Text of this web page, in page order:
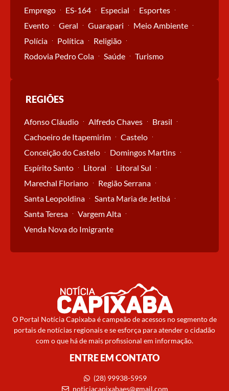
Emprego
ES-164 Especial
Esportes
Evento
Geral Guarapari
Meio Ambiente
Polícia
Política
Religião
Rodovia Pedro Cola
Saúde Turismo
REGIÕES
Afonso Cláudio Alfredo Chaves
Brasil
Cachoeiro de Itapemirim
Castelo
Conceição do Castelo
Domingos Martins
Espírito Santo
Litoral
Litoral Sul
Marechal Floriano
Região Serrana
Santa Leopoldina
Santa Maria de Jetibá
Santa Teresa
Vargem Alta
Venda Nova do Imigrante
O Portal Notícia Capixaba é campeão de acessos no segmento de
portais de notícias regionais e se esforça para atender o cidadão
com o que há de mais profissional em informação.
ENTRE EM CONTATO
(28) 99938-5959
noticiacapixabaes@gmail.com